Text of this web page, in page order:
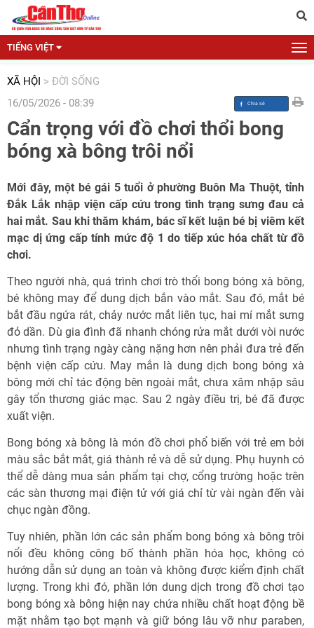
TIẾNG VIỆT
XÃ HỘI > ĐỜI SỐNG
16/05/2026 - 08:39
Cẩn trọng với đồ chơi thổi bong
bóng xà bông trôi nổi
Mới đây, một bé gái 5 tuổi ở phường Buôn Ma Thuột, tỉnh
Đắk Lắk nhập viện cấp cứu trong tình trạng sưng đau cả
hai mắt. Sau khi thăm khám, bác sĩ kết luận bé bị viêm kết
mạc dị ứng cấp tính mức độ 1 do tiếp xúc hóa chất từ đồ
chơi.
Theo người nhà, quá trình chơi trò thổi bong bóng xà bông,
bé không may để dung dịch bắn vào mắt. Sau đó, mắt bé
bắt đầu ngứa rát, chảy nước mắt liên tục, hai mí mắt sưng
đỏ dần. Dù gia đình đã nhanh chóng rửa mắt dưới vòi nước
nhưng tình trạng ngày càng nặng hơn nên phải đưa trẻ đến
bệnh viện cấp cứu. May mắn là dung dịch bong bóng xà
bông mới chỉ tác động bên ngoài mắt, chưa xâm nhập sâu
gây tổn thương giác mạc. Sau 2 ngày điều trị, bé đã được
xuất viện.
Bong bóng xà bông là món đồ chơi phổ biến với trẻ em bởi
màu sắc bắt mắt, giá thành rẻ và dễ sử dụng. Phụ huynh có
thể dễ dàng mua sản phẩm tại chợ, cổng trường hoặc trên
các sàn thương mại điện tử với giá chỉ từ vài ngàn đến vài
chục ngàn đồng.
Tuy nhiên, phần lớn các sản phẩm bong bóng xà bông trôi
nổi đều không công bố thành phần hóa học, không có
hướng dẫn sử dụng an toàn và không được kiểm định chất
lượng. Trong khi đó, phần lớn dung dịch trong đồ chơi tạo
bong bóng xà bông hiện nay chứa nhiều chất hoạt động bề
mặt nhằm tạo bọt mạnh và giữ bóng lâu vỡ như paraben,